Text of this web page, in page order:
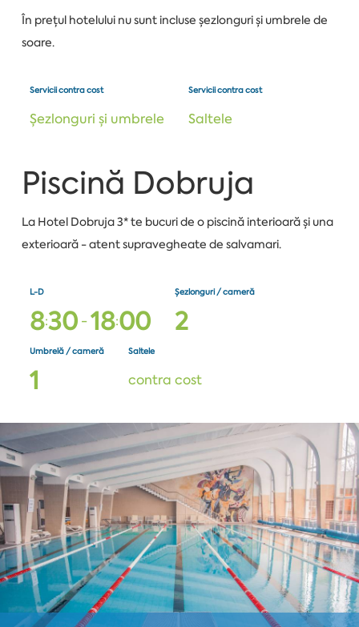
În prețul hotelului nu sunt incluse șezlonguri și umbrele de
soare.
Servicii contra cost
Șezlonguri și umbrele
Servicii contra cost
Saltele
Piscină Dobruja
La Hotel Dobruja 3* te bucuri de o piscină interioară și una
exterioară - atent supravegheate de salvamari.
L-D
8:30-18:00
Șezlonguri / cameră
2
Umbrelă / cameră
1
Saltele
contra cost